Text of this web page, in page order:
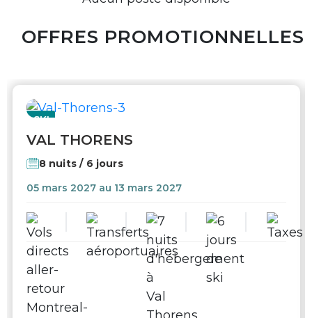
OFFRES PROMOTIONNELLES
SKI
VAL THORENS
8 nuits / 6 jours
05 mars 2027 au 13 mars 2027